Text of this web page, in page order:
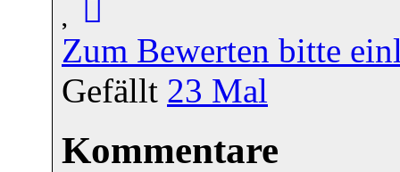
Zum Bewerten bitte
Gefällt 23 Mal
Kommentare